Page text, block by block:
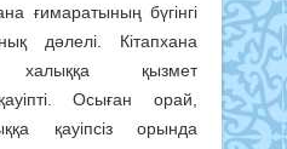
ғимаратының бүгінгі
дәлелі. Кітапхана
халыққа қызмет
Осыған орай,
қауіпсіз орында